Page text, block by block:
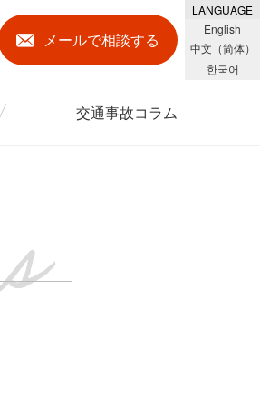
メールで相談する
LANGUAGE
English
中文（简体）
한국어
交通事故コラム